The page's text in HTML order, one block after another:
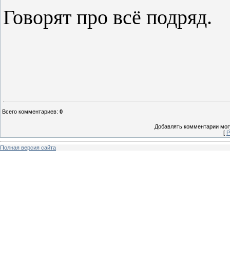
Говорят про всё
Всего комментариев: 0
Добавлять комментарии
[
Полная версия сайта